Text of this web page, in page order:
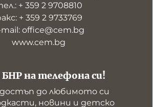
БНР на телефона си!
до любимото си
новини и детско
+ 359 2 9708810
+ 359 2 9733769
office@cem.bg
www.cem.bg